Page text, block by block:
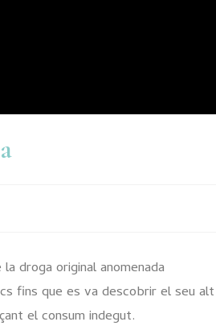
droga original anomenada
fins que es va descobrir el seu alt
el consum indegut.